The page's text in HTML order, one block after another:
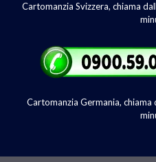
Cartomanzia Svizzera, chiama
Cartomanzia Germania,